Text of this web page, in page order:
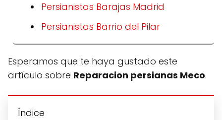
Persianistas Barajas Madrid
Persianistas Barrio del Pilar
Esperamos que te haya gustado este
artículo sobre Reparacion persianas Meco.
Índice